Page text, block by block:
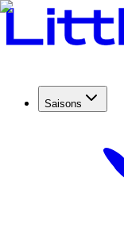
Saisons